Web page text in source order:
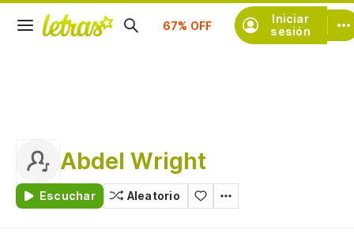
Iniciar
sesión
Suscríbete
Abdel Wright
Escuchar Aleatorio